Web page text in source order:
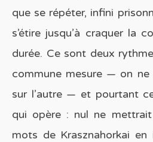
que se répéter, infini
s’étire jusqu’à craquer la
durée. Ce sont deux
commune mesure — on ne
sur l’autre — et pourtant
qui opère : nul ne
mots de Krasznahorkai en